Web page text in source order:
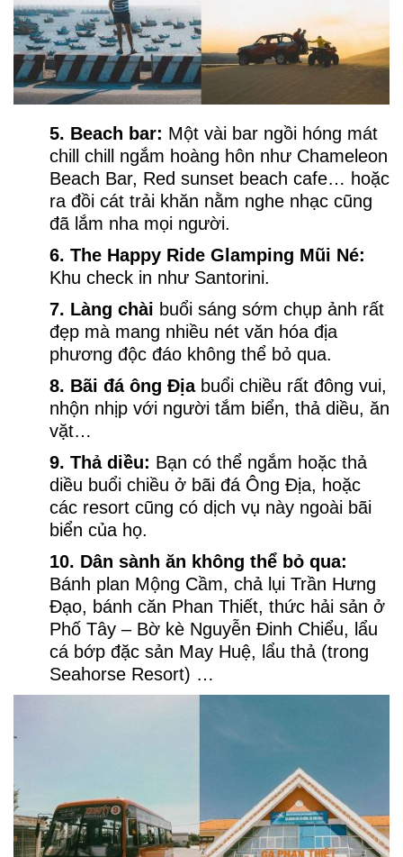
5. Beach bar: Một vài bar ngồi hóng mát
chill chill ngắm hoàng hôn như Chameleon
Beach Bar, Red sunset beach cafe… hoặc
ra đồi cát trải khăn nằm nghe nhạc cũng
đã lắm nha mọi người.
6. The Happy Ride Glamping Mũi Né:
Khu check in như Santorini.
7. Làng chài buổi sáng sớm chụp ảnh rất
đẹp mà mang nhiều nét văn hóa địa
phương độc đáo không thể bỏ qua.
8. Bãi đá ông Địabuổi chiều rất đông vui,
nhộn nhịp với người tắm biển, thả diều, ăn
vặt…
9. Thả diều: Bạn có thể ngắm hoặc thả
diều buổi chiều ở bãi đá Ông Địa, hoặc
các resort cũng có dịch vụ này ngoài bãi
biển của họ.
10. Dân sành ăn không thể bỏ qua:
Bánh plan Mộng Cầm, chả lụi Trần Hưng
Đạo, bánh căn Phan Thiết, thức hải sản ở
Phố Tây – Bờ kè Nguyễn Đinh Chiểu, lẩu
cá bớp đặc sản May Huệ, lẩu thả (trong
Seahorse Resort) …